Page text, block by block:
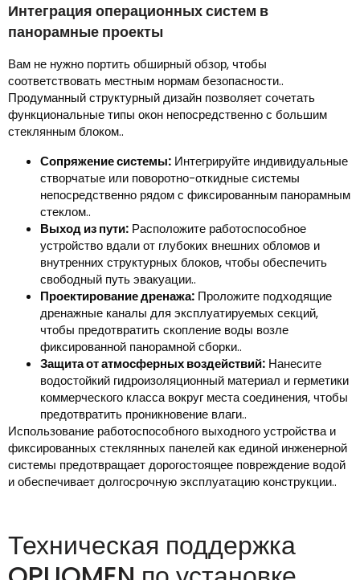
Интеграция операционных систем в
панорамные проекты
Вам не нужно портить обширный обзор, чтобы
соответствовать местным нормам безопасности..
Продуманный структурный дизайн позволяет сочетать
функциональные типы окон непосредственно с большим
стеклянным блоком..
Сопряжение системы: Интегрируйте индивидуальные
створчатые или поворотно-откидные системы
непосредственно рядом с фиксированным панорамным
стеклом..
Выход из пути: Расположите работоспособное
устройство вдали от глубоких внешних обломов и
внутренних структурных блоков, чтобы обеспечить
свободный путь эвакуации..
Проектирование дренажа: Проложите подходящие
дренажные каналы для эксплуатируемых секций,
чтобы предотвратить скопление воды возле
фиксированной панорамной сборки..
Защита от атмосферных воздействий: Нанесите
водостойкий гидроизоляционный материал и герметики
коммерческого класса вокруг места соединения, чтобы
предотвратить проникновение влаги..
Использование работоспособного выходного устройства и
фиксированных стеклянных панелей как единой инженерной
системы предотвращает дорогостоящее повреждение водой
и обеспечивает долгосрочную эксплуатацию конструкции..
Техническая поддержка